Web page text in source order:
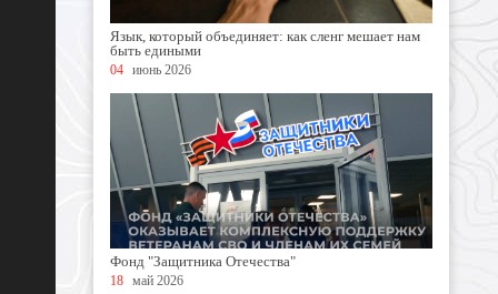
Язык, который объединяет: как сленг мешает нам
быть едиными
04 июнь 2026
Фонд "Защитника Отечества"
18 май 2026